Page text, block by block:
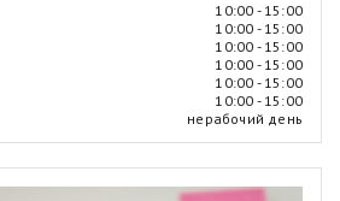
10:00 - 15:00
10:00 - 15:00
10:00 - 15:00
10:00 - 15:00
10:00 - 15:00
10:00 - 15:00
нерабочий день